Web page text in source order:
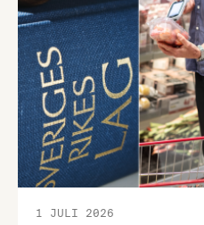
båda syftar till att bana
stärker Sveriges
1 JULI 2026